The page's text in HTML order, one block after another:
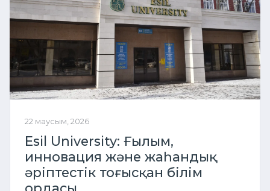
22 маусым, 2026
Esil University: Ғылым,
инновация және жаһандық
әріптестік тоғысқан білім
ордасы